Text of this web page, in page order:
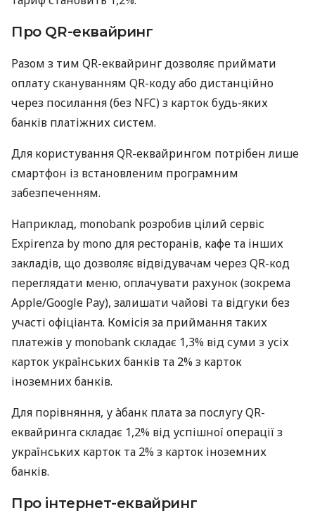
Про QR-еквайринг
Разом з тим QR-еквайринг дозволяє приймати
оплату скануванням QR-коду або дистанційно
через посилання (без NFC) з карток будь-яких
банків платіжних систем.
Для користування QR-еквайрингом потрібен лише
смартфон із встановленим програмним
забезпеченням.
Наприклад, monobank розробив цілий сервіс
Expirenza by mono для ресторанів, кафе та інших
закладів, що дозволяє відвідувачам через QR-код
переглядати меню, оплачувати рахунок (зокрема
Apple/Google Pay), залишати чайові та відгуки без
участі офіціанта. Комісія за приймання таких
платежів у monobank складає 1,3% від суми з усіх
карток українських банків та 2% з карток
іноземних банків.
Для порівняння, у àбанк плата за послугу QR-
еквайринга складає 1,2% від успішної операції з
українських карток та 2% з карток іноземних
банків.
Про інтернет-еквайринг